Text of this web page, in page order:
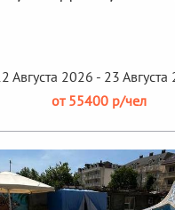
Августа 2026 - 23 Августа
от 55400 р/чел